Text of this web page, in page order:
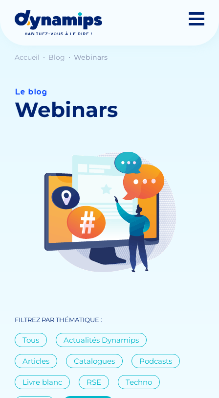
Accueil Blog Webinars
Le blog
Webinars
FILTREZ PAR THÉMATIQUE :
Tous Actualités Dynamips
Articles Catalogues Podcasts
Livre blanc RSE Techno